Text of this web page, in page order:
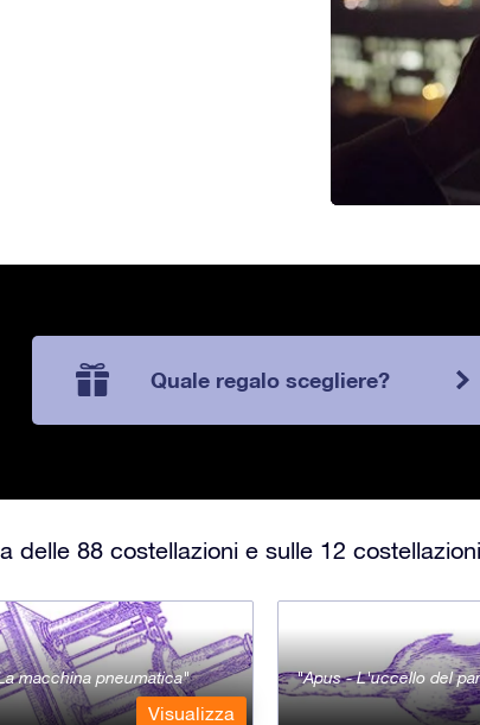
Quale regalo scegliere?
delle 88 costellazioni e sulle 12
macchina pneumatica
Visualizza
Apus - L'uccello del